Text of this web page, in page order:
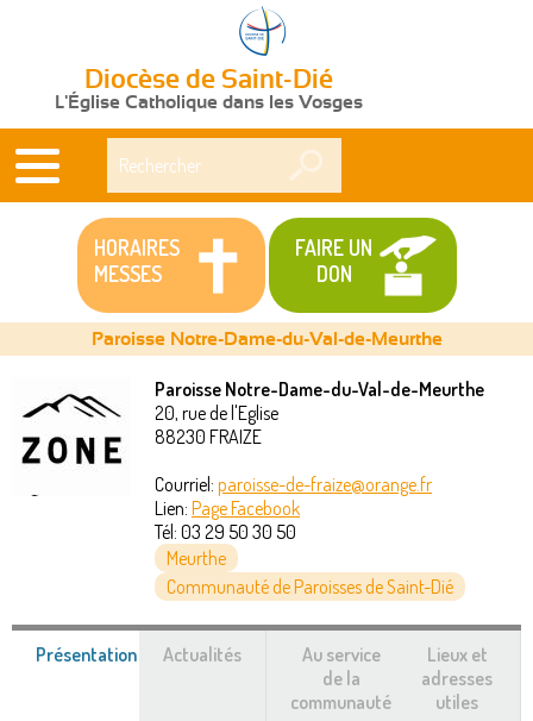
Diocèse de Saint-Dié
L'Église Catholique dans les Vosges
HORAIRES
MESSES
FAIRE UN
DON
Vous
êtes
Paroisse Notre-Dame-du-Val-de-Meurthe
Paroisse Notre-Dame-du-Val-de-Meurthe
20, rue de l'Eglise
88230 FRAIZE
Courriel: paroisse-de-fraize@orange.fr
Lien: Page Facebook
Tél: 03 29 50 30 50
Meurthe
Communauté de Paroisses de Saint-Dié
Présentation (onglet
Actualités
Au service
de la
communauté
Lieux et
adresses
utiles